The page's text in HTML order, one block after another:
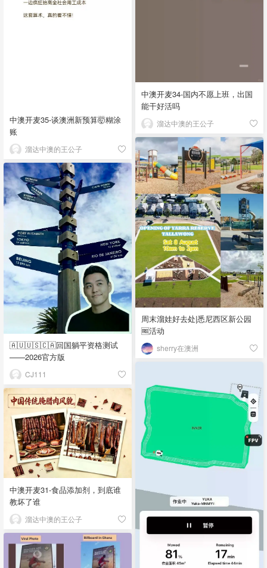
中澳开麦35-谈澳洲新预算🤯糊涂
账
溜达中澳的王公子
中澳开麦34-国内不愿上班，出国
能干好活吗
溜达中澳的王公子
周末溜娃好去处|悉尼西区新公园
🆓活动
sherry在澳洲
🇦🇺🇺🇸🇨🇦回国躺平资格测试
——2026官方版
CJ111
中澳开麦31-食品添加剂，到底谁
教坏了谁
溜达中澳的王公子